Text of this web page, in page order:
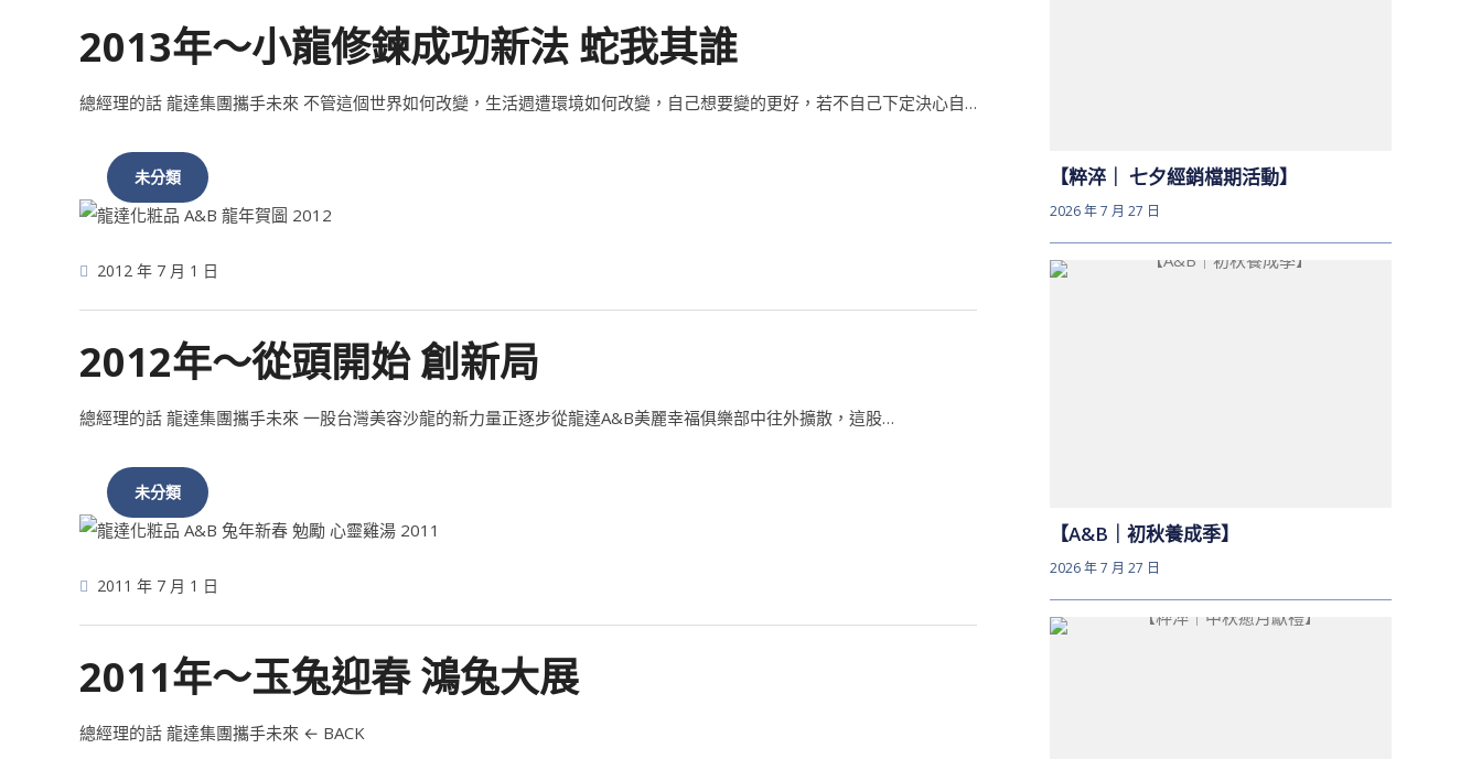
2013年～小龍修鍊成功新法 蛇我其誰
總經理的話 龍達集團攜手未來 不管這個世界如何改變，生活週遭環境如何改變，自己想要變的更好，若不自己下定決心自…
未分類
2012 年 7 月 1 日
2012年～從頭開始 創新局
總經理的話 龍達集團攜手未來 一股台灣美容沙龍的新力量正逐步從龍達A&B美麗幸福俱樂部中往外擴散，這股…
未分類
2011 年 7 月 1 日
2011年～玉兔迎春 鴻兔大展
總經理的話 龍達集團攜手未來 ← BACK
【粹淬｜ 七夕經銷檔期活動】
2026 年 7 月 27 日
【A&B｜初秋養成季】
2026 年 7 月 27 日